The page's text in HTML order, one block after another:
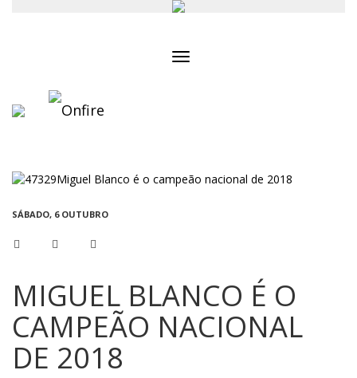
SÁBADO, 6 OUTUBRO
MIGUEL BLANCO É O
CAMPEÃO NACIONAL
DE 2018